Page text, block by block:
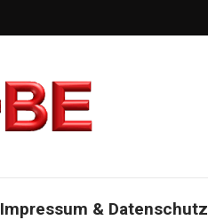
Impressum & Datenschutz